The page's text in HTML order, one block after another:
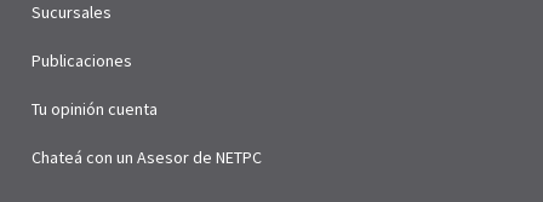
Sucursales
Publicaciones
Tu opinión cuenta
Chateá con un Asesor de NETPC